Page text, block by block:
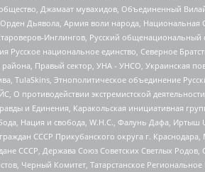
Джамаат мувахидов, Объединенный
Дьявола, Армия воли народа, Национальная
Инглингов, Русский
национальное единство, Северное
Правый сектор, УНА - УНСО, Украинская
TulaSkins, Этнополитическое объединение
противодействии экстремистской
и Единения, Каракольская инициативная
Нация и свобода, W.H.С., Фалунь Дафа, Иртыш
СССР Прикубанского округа г. Краснодара,
СССР, Держава Союз Советских Светлых Родов,
Черный Комитет, Татарстанское Региональное